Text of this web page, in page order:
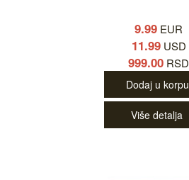
9.99 EUR
11.99USD
999.00 RSD
Dodaj u korpu
Više detalja